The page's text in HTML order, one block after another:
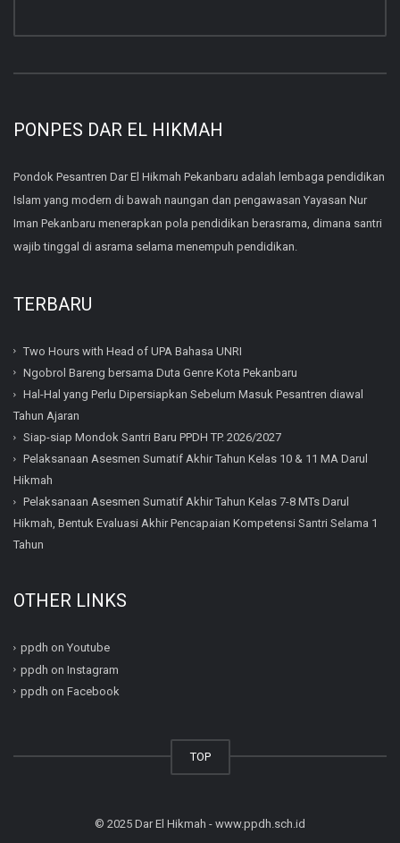
PONPES DAR EL HIKMAH
Pondok Pesantren Dar El Hikmah Pekanbaru adalah lembaga pendidikan
Islam yang modern di bawah naungan dan pengawasan Yayasan Nur
Iman Pekanbaru menerapkan pola pendidikan berasrama, dimana santri
wajib tinggal di asrama selama menempuh pendidikan.
TERBARU
Two Hours with Head of UPA Bahasa UNRI
Ngobrol Bareng bersama Duta Genre Kota Pekanbaru
Hal-Hal yang Perlu Dipersiapkan Sebelum Masuk Pesantren diawal
Tahun Ajaran
Siap-siap Mondok Santri Baru PPDH TP. 2026/2027
Pelaksanaan Asesmen Sumatif Akhir Tahun Kelas 10 & 11 MA Darul
Hikmah
Pelaksanaan Asesmen Sumatif Akhir Tahun Kelas 7-8 MTs Darul
Hikmah, Bentuk Evaluasi Akhir Pencapaian Kompetensi Santri Selama 1
Tahun
OTHER LINKS
ppdh on Youtube
ppdh on Instagram
ppdh on Facebook
TOP
© 2025 Dar El Hikmah - www.ppdh.sch.id